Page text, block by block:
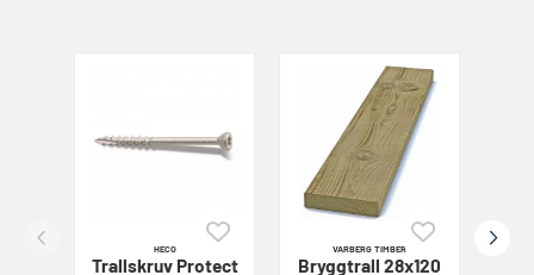
HECO
TrallskruvProtect
VARBERG TIMBER
Bryggtrall 28x120